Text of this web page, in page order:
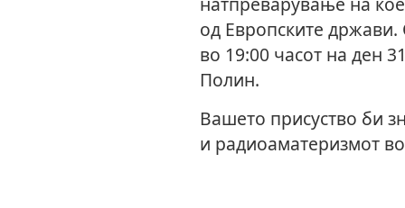
од Европските
во 19:00 часот на ден
Полин.
Вашето присуство би
и радиоаматеризмот